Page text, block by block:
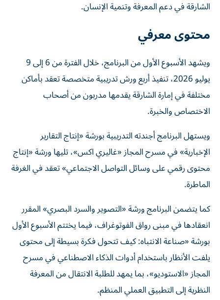
الشارقة في دعم المعرفة وتنمية الإنسان.
محتوى معرفي
ويشهد الأسبوع الأول من البرنامج، خلال الفترة من 6 إلى 9
يوليو 2026، تنفيذ أربع ورش تدريبية متخصصة تعقد بأماكن
مختلفة في إمارة الشارقة يقدمها مدربون من أصحاب
الاختصاص والخبرة.
ويستهل البرنامج أجندته التدريبية بورشة «إنتاج التقارير
الإخبارية» في مسرح المجاز «غاليري اكس»، تليها ورشة «إنتاج
محتوى رقمي على وسائل التواصل الاجتماعي» تعقد في الغرفة
الماطرة.
كما يتضمن البرنامج ورشة «التصوير والسرد البصري» المقرر
انعقادها في مبنى رواق الفوتوغراف، فيما يختتم الأسبوع الأول
بورشة «صناعة الانتباه: كيف تتحول فكرة بسيطة إلى محتوى
يلفت الأنظار باستخدام أدوات الذكاء الاصطناعي في مسرح
المجاز «الاستوديو»، بما يمهد للطلبة الانتقال من المعرفة
النظرية إلى التطبيق العملي المنظم.